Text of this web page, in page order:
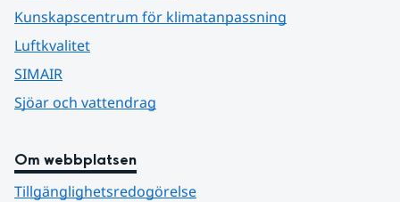
Kunskapscentrum för klimatanpassning
Luftkvalitet
SIMAIR
Sjöar och vattendrag
Om webbplatsen
Tillgänglighetsredogörelse